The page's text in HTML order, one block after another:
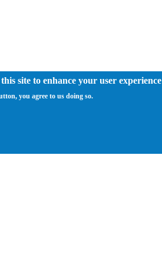
site to enhance your user experience
you agree to us doing so.